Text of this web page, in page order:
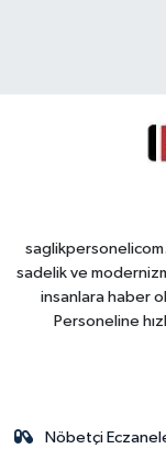
sadelik ve
insanlara haber
Personeline
Nöbetçi